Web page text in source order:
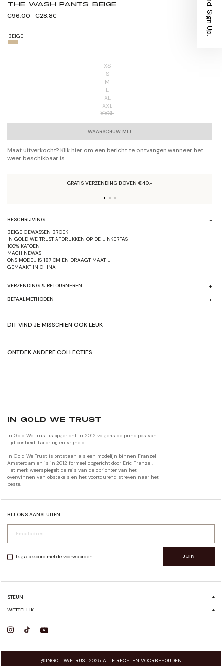
THE WASH PANTS BEIGE
Normale
€96,00 Verkoopprijs
€28,80
BEIGE
XS
S
M
L
XL
XXL
XXXL
WAARSCHUW MIJ
Maat uitverkocht? Klik hier om een bericht te ontvangen wanneer het
weer beschikbaar is
GRATIS VERZENDING BOVEN €40,-
BESCHRIJVING
BEIGE GEWASSEN BROEK
IN GOLD WE TRUST AFDRUKKEN OP DE LINKERTAS
100% KATOEN
MACHINEWAS
ONS MODEL IS 187 CM EN DRAAGT MAAT L
GEMAAKT IN CHINA
VERZENDING & RETOURNEREN
BETAALMETHODEN
DIT VIND JE MISSCHIEN OOK LEUK
ONTDEK ANDERE COLLECTIES
IN GOLD WE TRUST
In Gold We Trust is opgericht in 2012 volgens de principes van
tijdloosheid, tailoring en vrijheid.
In Gold We Trust is ontstaan als een modelijn binnen Franzel
Amsterdam en is in 2012 formeel opgericht door Eric Franzel.
Het merk weerspiegelt de reis van de oprichter van het
overwinnen van obstakels en het voortdurend streven naar het
beste.
STEUN
+
FAQ
CONTACT
WETTELIJK
+
PRIVACYBELEID
BIJ ONS AANSLUITEN
Ik ga akkoord met de voorwaarden JOIN
@INGOLDWETRUST 2025 ALLE RECHTEN VOORBEHOUDEN